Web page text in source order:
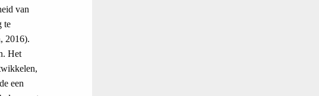
van
te
2016).
Het
een